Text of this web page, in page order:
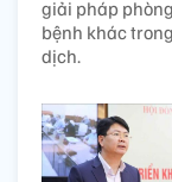
giải pháp
bệnh khác
dịch.